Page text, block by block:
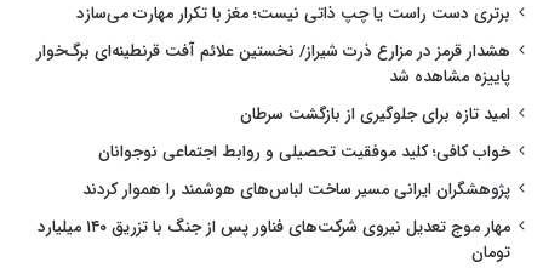
برتری دست راست یا چپ ذاتی نیست؛ مغز با تکرار مهارت می‌سازد
هشدار قرمز در مزارع ذرت شیراز/ نخستین علائم آفت قرنطینه‌ای برگ‌خوار
پاییزه مشاهده شد
امید تازه برای جلوگیری از بازگشت سرطان
خواب کافی؛ کلید موفقیت تحصیلی و روابط اجتماعی نوجوانان
پژوهشگران ایرانی مسیر ساخت لباس‌های هوشمند را هموار کردند
مهار موج تعدیل نیروی شرکت‌های فناور پس از جنگ با تزریق ۱۴۰ میلیارد
تومان